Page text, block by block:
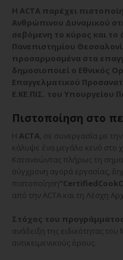
H ΑCTA παρέχει
Ανθρώπινου Δυναμικού
σεβόμενη το κύρος και το
Πανεπιστημίου
προσαρμοσμένα στα
δημοσιοποιεί ο Εθνικός
Επαγγελματικού
Ε.ΚΕ.ΠΙΣ. του Υπουργείου
Πιστοποίηση στο
Η ACTA, σε συνεργασία με την
κάλυψε ένα μεγάλο κενό στο
Κατανοώντας πλήρως τη
σύγχρονη αγορά εργασίας,
πιστοποίηση“CertifiedCook
από την ACTA και τη Λέσχη
Στόχος του προγράμματος
ανάδειξη της ειδικότητας
αντικειμενικούς όρους.